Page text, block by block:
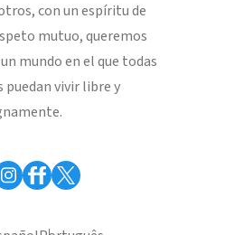
con un espíritu de
mutuo, queremos
mundo en el que todas
puedan vivir libre y